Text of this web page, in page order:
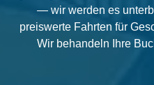
— wir werden es
preiswerte Fahrten für
Wir behandeln Ihre